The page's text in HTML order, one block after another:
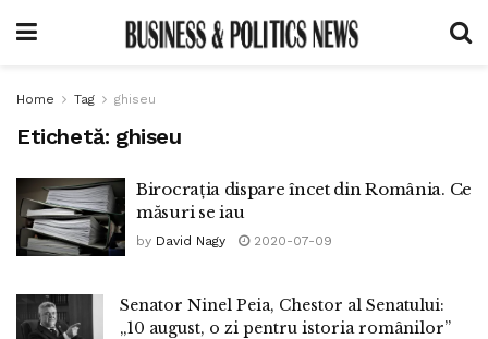
Home Tag ghiseu
Etichetă: ghiseu
Birocrația dispare încet din România. Ce
măsuri se iau
by David Nagy 2020-07-09
Senator Ninel Peia, Chestor al Senatului:
„10 august, o zi pentru istoria românilor”